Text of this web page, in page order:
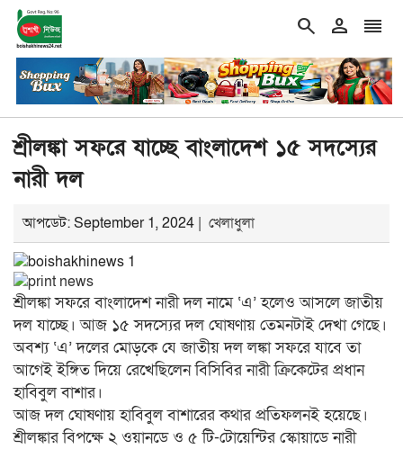
search person reorder
শিরোনাম
double_arrowআগামী ১০ বছরের মধ্যে সরকার গঠন করতে চায়
শ্রীলঙ্কা সফরে যাচ্ছে বাংলাদেশ ১৫ সদস্যের
নারী দল
আপডেট: September 1, 2024 | খেলাধুলা
শ্রীলঙ্কা সফরে বাংলাদেশ নারী দল নামে ‘এ’ হলেও আসলে জাতীয়
দল যাচ্ছে। আজ ১৫ সদস্যের দল ঘোষণায় তেমনটাই দেখা গেছে।
অবশ্য ‘এ’ দলের মোড়কে যে জাতীয় দল লঙ্কা সফরে যাবে তা
আগেই ইঙ্গিত দিয়ে রেখেছিলেন বিসিবির নারী ক্রিকেটের প্রধান
হাবিবুল বাশার।
আজ দল ঘোষণায় হাবিবুল বাশারের কথার প্রতিফলনই হয়েছে।
শ্রীলঙ্কার বিপক্ষে ২ ওয়ানডে ও ৫ টি-টোয়েন্টির স্কোয়াডে নারী